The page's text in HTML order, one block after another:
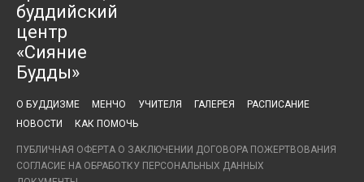
буддийский
центр
«Сияние
Будды»
О БУДДИЗМЕ МЕНЧО УЧИТЕЛЯ ГАЛЕРЕЯ
РАСПИСАНИЕ
НОВОСТИ
КАК ПОМОЧЬ
ПУБЛИЧНАЯ ОФЕРТА О ЗАКЛЮЧЕНИИ ДОГОВОРА ПОЖЕРТВОВАНИЯ
СОГЛАСИЕ НА ОБРАБОТКУ ПЕРСОНАЛЬНЫХ ДАННЫХ